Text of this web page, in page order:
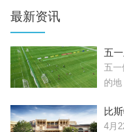
最新资讯
五
五一
的
比
120
4月